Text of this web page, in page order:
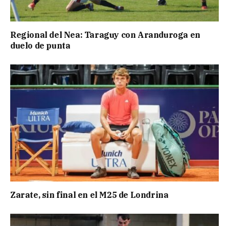
Regional del Nea: Taraguy con Aranduroga en
duelo de punta
Zarate, sin final en el M25 de Londrina